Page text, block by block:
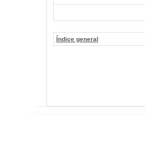
Índice general